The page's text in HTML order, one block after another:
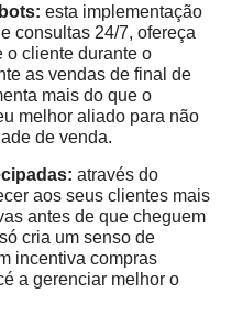
esta implementação
consultas 24/7, ofereça
o cliente durante o
as vendas de final de
mais do que o
melhor aliado para não
de venda.
através do
aos seus clientes mais
antes de que cheguem
cria um senso de
incentiva compras
a gerenciar melhor o